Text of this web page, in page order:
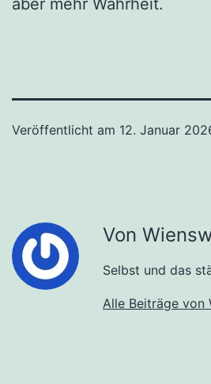
Veröffentlicht am 12. Januar
Von
Selbst und das
Alle Beiträge von